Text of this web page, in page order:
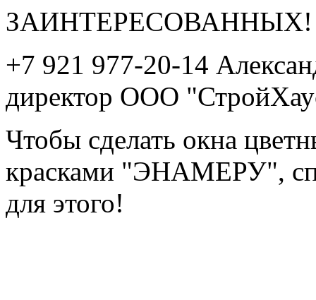
ЗАИНТЕРЕСОВАННЫХ!
+7 921 977-20-14
директор ООО
Чтобы сделать окна
красками "ЭНАМЕРУ",
для этого!